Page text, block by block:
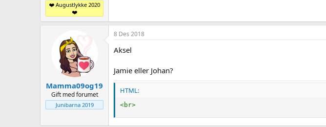
❤️ Augustlykke 2020
❤️
Mamma09og19
Gift med forumet
Junibarna 2019
8 Des 2018
Aksel
Jamie eller Johan?
HTML:
<br>